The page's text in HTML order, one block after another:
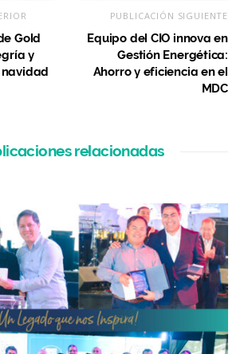
Gold
y
PUBLICACIÓN SIGUIENTE
Equipo del CIO innova en
Gestión Energética:
Ahorro y eficiencia en el
MDC
relacionadas